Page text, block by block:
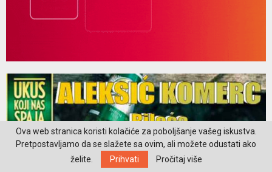
Ova web stranica koristi kolačiće za poboljšanje vašeg iskustva.
Pretpostavljamo da se slažete sa ovim, ali možete odustati ako
želite.
Prihvati Pročitaj više